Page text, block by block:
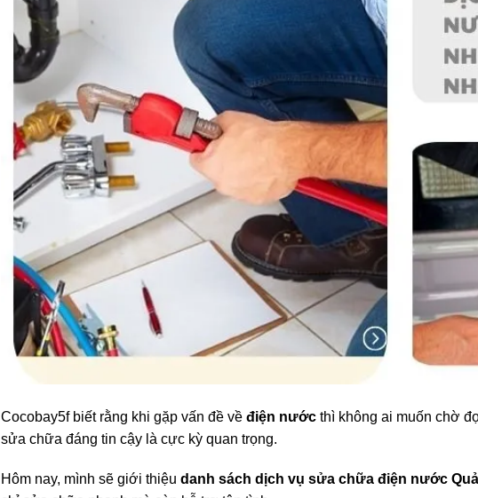
Cocobay5f biết rằng khi gặp vấn đề về điện nước thì không ai muốn chờ
sửa chữa đáng tin cậy là cực kỳ quan trọng.
Hôm nay, mình sẽ giới thiệu danh sách dịch vụ sửa chữa điện nước